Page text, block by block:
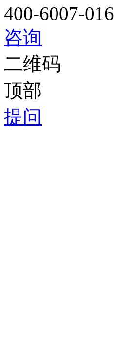
400-6007-016
咨询
二维码
顶部
提问